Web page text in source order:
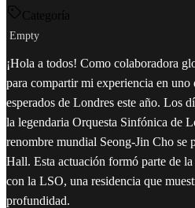
Categoría
Empty
¡Hola a todos! Como colaboradora
para compartir mi experiencia en uno
esperados de Londres este año. Los
la legendaria Orquesta Sinfónica de
renombre mundial Seong-Jin Cho se
Hall. Esta actuación formó parte de
con la LSO, una residencia que
profundidad.